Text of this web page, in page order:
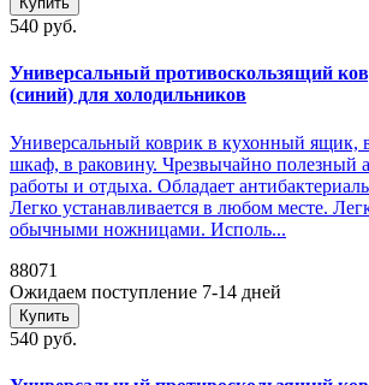
540 руб.
Универсальный противоскользящий
(синий) для холодильников
Универсальный коврик в кухонный ящик,
шкаф, в раковину. Чрезвычайно полезный
работы и отдыха. Обладает
Легко устанавливается в любом месте.
обычными ножницами. Исполь...
88071
Ожидаем поступление 7-14 дней
Купить
540 руб.